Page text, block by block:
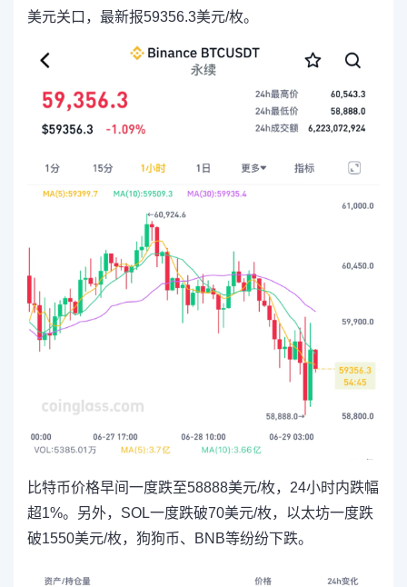
美元关口，最新报59356.3美元/枚。
比特币价格早间一度跌至58888美元/枚，24小时内跌幅
超1%。另外，SOL一度跌破70美元/枚，以太坊一度跌
破1550美元/枚，狗狗币、BNB等纷纷下跌。